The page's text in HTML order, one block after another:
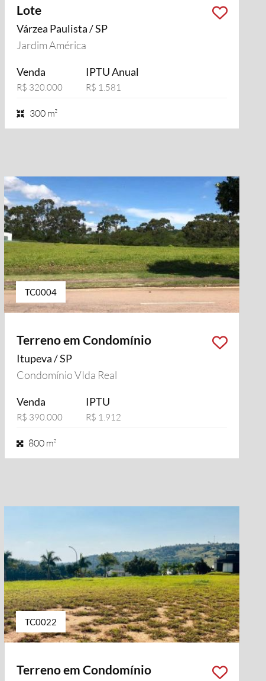
Lote
Várzea Paulista / SP
Jardim América
Venda
R$ 320.000
IPTU Anual
R$ 1.581
300 m²
TC0004
Terreno em Condomínio
Itupeva / SP
Condomínio VIda Real
Venda
R$ 390.000
IPTU
R$ 1.912
800 m²
TC0022
Terreno em Condomínio